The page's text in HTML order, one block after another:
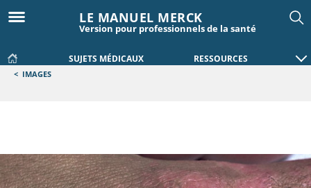
LE MANUEL MERCK
Version pour professionnels de la santé
SUJETS MÉDICAUX RESSOURCES
< IMAGES